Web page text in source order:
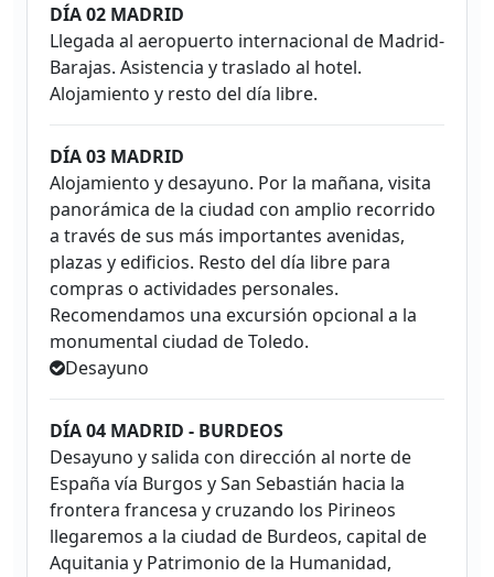
DÍA 02 MADRID
Llegada al aeropuerto internacional de Madrid-
Barajas. Asistencia y traslado al hotel.
Alojamiento y resto del día libre.
DÍA 03 MADRID
Alojamiento y desayuno. Por la mañana, visita
panorámica de la ciudad con amplio recorrido
a través de sus más importantes avenidas,
plazas y edificios. Resto del día libre para
compras o actividades personales.
Recomendamos una excursión opcional a la
monumental ciudad de Toledo.
Desayuno
DÍA 04 MADRID - BURDEOS
Desayuno y salida con dirección al norte de
España vía Burgos y San Sebastián hacia la
frontera francesa y cruzando los Pirineos
llegaremos a la ciudad de Burdeos, capital de
Aquitania y Patrimonio de la Humanidad,